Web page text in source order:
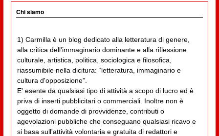
Chi siamo
1) Carmilla è un blog dedicato alla letteratura di genere,
alla critica dell'immaginario dominante e alla riflessione
culturale, artistica, politica, sociologica e filosofica,
riassumibile nella dicitura: “letteratura, immaginario e
cultura d'opposizione”.
E' esente da qualsiasi tipo di attività a scopo di lucro ed è
priva di inserti pubblicitari o commerciali. Inoltre non è
oggetto di domande di provvidenze, contributi o
agevolazioni pubbliche che conseguano qualsiasi ricavo e
si basa sull'attività volontaria e gratuita di redattori e